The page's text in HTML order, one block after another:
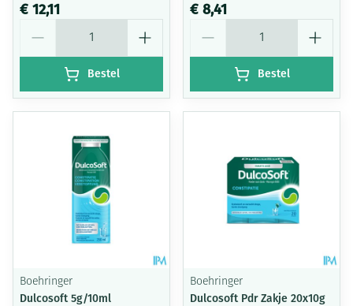
€ 12,11
Bestel
€ 8,41
Bestel
Boehringer
Dulcosoft 5g/10ml
Boehringer
Dulcosoft Pdr Zakje 20x10g